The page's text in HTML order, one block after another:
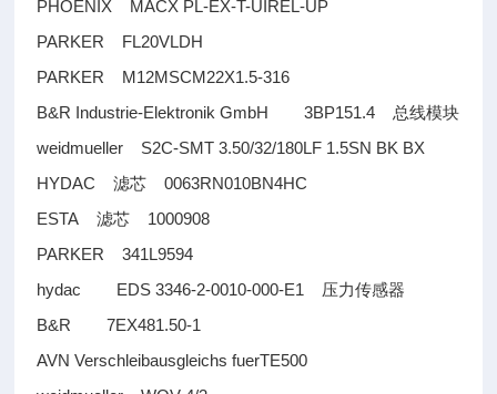
PHOENIX MACX PL-EX-T-UIREL-UP
PARKER FL20VLDH
PARKER M12MSCM22X1.5-316
B&R Industrie-Elektronik GmbH 3BP151.4 总线模块
weidmueller S2C-SMT 3.50/32/180LF 1.5SN BK BX
HYDAC滤芯 0063RN010BN4HC
ESTA滤芯 1000908
PARKER 341L9594
hydac EDS 3346-2-0010-000-E1 压力传感器
B&R 7EX481.50-1
AVN Verschleibausgleichs fuerTE500